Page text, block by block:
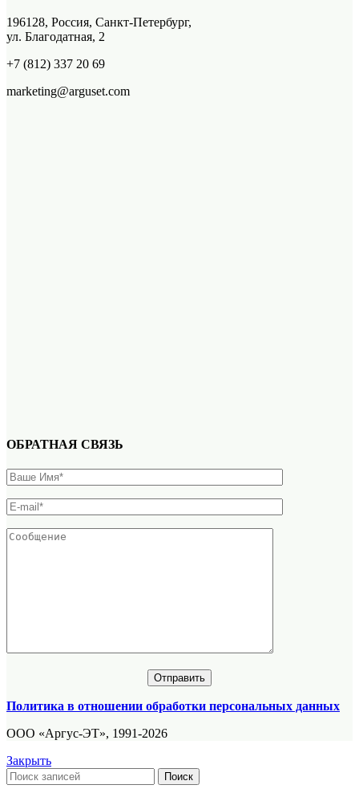
196128, Россия, Санкт-Петербург,
ул. Благодатная, 2
+7 (812) 337 20 69
marketing@arguset.com
ОБРАТНАЯ СВЯЗЬ
Политика в отношении обработки персональных данных
ООО «Аргус-ЭТ», 1991-2026
Закрыть
Поиск